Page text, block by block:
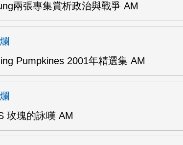
兩張專集賞析政治與戰爭 AM
Pumpkines 2001年精選集 AM
玫瑰的詠嘆 AM